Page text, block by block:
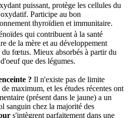
puissant, protège les cellules du
oxydatif. Participe au bon
thyroïdien et immunitaire.
qui contribuent à la santé
de la mère et au développement
du fœtus. Mieux absorbés à partir du
que des légumes.
? Il n'existe pas de limite
maximum, et les études récentes ont
(présent dans le jaune) a un
sanguin chez la majorité des
s'intègrent parfaitement dans une